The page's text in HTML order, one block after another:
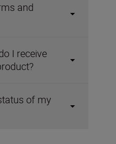
and
I receive
of my